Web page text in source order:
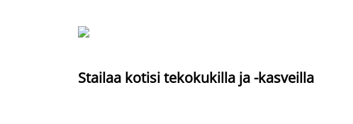
Stailaa kotisi tekokukilla ja -kasveilla